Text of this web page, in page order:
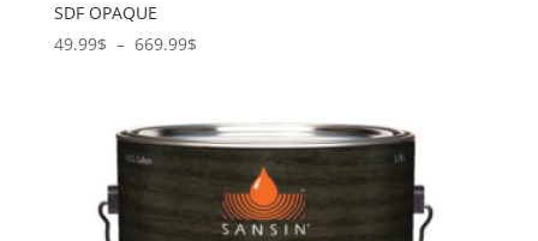
SDF OPAQUE
49.99$ – 669.99$Plage
49.99$
à
669.99$